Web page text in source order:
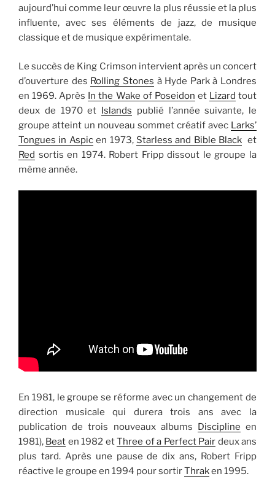
aujourd’hui comme leur œuvre la plus réussie et la plus
influente, avec ses éléments de jazz, de musique
classique et de musique expérimentale.
Le succès de King Crimson intervient après un concert
d’ouverture des Rolling Stones à Hyde Park à Londres
en 1969. Après In the Wake of Poseidon et Lizard tout
deux de 1970 et Islands publié l’année suivante, le
groupe atteint un nouveau sommet créatif avec Larks’
Tongues in Aspicen 1973, Starless and Bible Black et
Red sortis en 1974. Robert Fripp dissout le groupe la
même année.
En 1981, le groupe se réforme avec un changement de
direction musicale qui durera trois ans avec la
publication de trois nouveaux albums Discipline en
1981), Beat en 1982 etThree of a Perfect Pair deux ans
plus tard. Après une pause de dix ans, Robert Fripp
réactive le groupe en 1994 pour sortirThraken 1995.